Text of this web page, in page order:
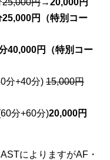
25,000円→20,000円
25,000円（特別コー
40,000円（特別コー
分+40分) 15,000円
分+60分)20,000円
によりますがAF・